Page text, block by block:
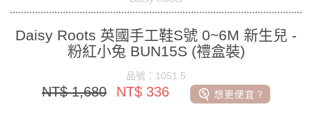
Daisy Roots 英國手工鞋S號 0~6M 新生兒 -
粉紅小兔 BUN15S (禮盒裝)
品號：1051.5
NT$ 1,680 NT$ 336